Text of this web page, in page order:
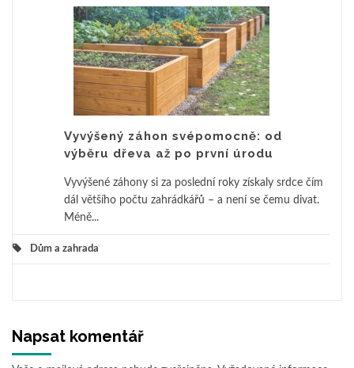
Vyvýšený záhon svépomocně: od
výběru dřeva až po první úrodu
Vyvýšené záhony si za poslední roky získaly srdce čím
dál většího počtu zahrádkářů – a není se čemu divat.
Méně...
Dům a zahrada
Napsat komentář